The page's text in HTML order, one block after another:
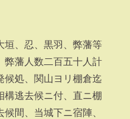
垣、忍、黒羽、弊藩等
弊藩人数二百五十人計
候処、関山ヨリ棚倉迄
構逃去候ニ付、直ニ棚
間、当城下ニ宿陣、